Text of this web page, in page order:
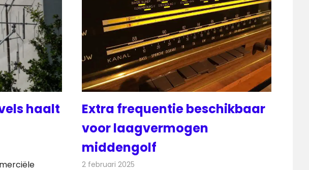
haalt
Extra frequentie beschikbaar
voor laagvermogen
middengolf
2 februari 2025